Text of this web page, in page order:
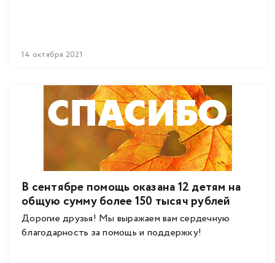
14 октября 2021
В сентябре помощь оказана 12 детям на
общую сумму более 150 тысяч рублей
Дорогие друзья! Мы выражаем вам сердечную
благодарность за помощь и поддержку!